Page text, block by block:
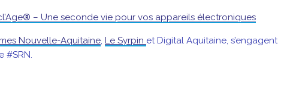
® – Une seconde vie pour vos appareils électroniques
Nouvelle-Aquitaine Le Syrpin et Digital Aquitaine, s’engagent